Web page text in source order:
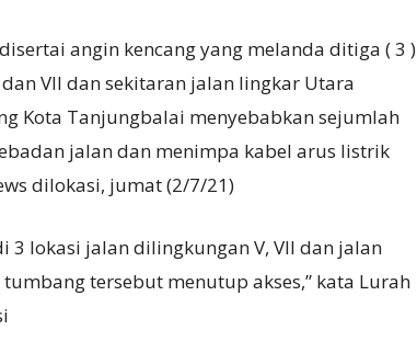
angin kencang yang melanda ditiga ( 3 )
VII dan sekitaran jalan lingkar Utara
Kota Tanjungbalai menyebabkan sejumlah
jalan dan menimpa kabel arus listrik
dilokasi, jumat (2/7/21)
3 lokasi jalan dilingkungan V, VII dan jalan
tersebut menutup akses,” kata Lurah